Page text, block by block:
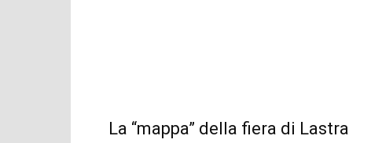
La “mappa” della fiera di Lastra